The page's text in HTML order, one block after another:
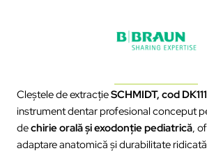
Cleștele de extracțieSCHMIDT, cod
instrument dentar profesional conceput
dechirie orală și exodonție pediatrică,
adaptare anatomică și durabilitate